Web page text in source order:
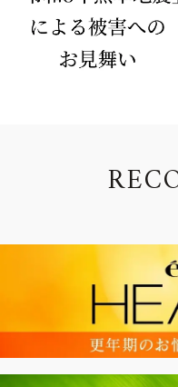
REC